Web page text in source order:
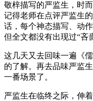
敬梓描写的严监生，时
记得老师在点评严监生
话，每个神态描写、动
但全文都没有出现过“吝
这几天又去回味一遍《
的了解。再去品味严监
一番场景了。
严监生在临终之际，伸